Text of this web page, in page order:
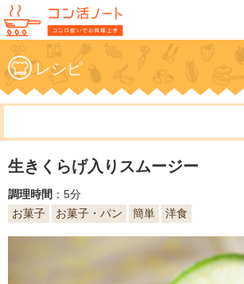
レシピ
生きくらげ入りスムージー
調理時間 ：5分
お菓子
お菓子・パン 簡単 洋食